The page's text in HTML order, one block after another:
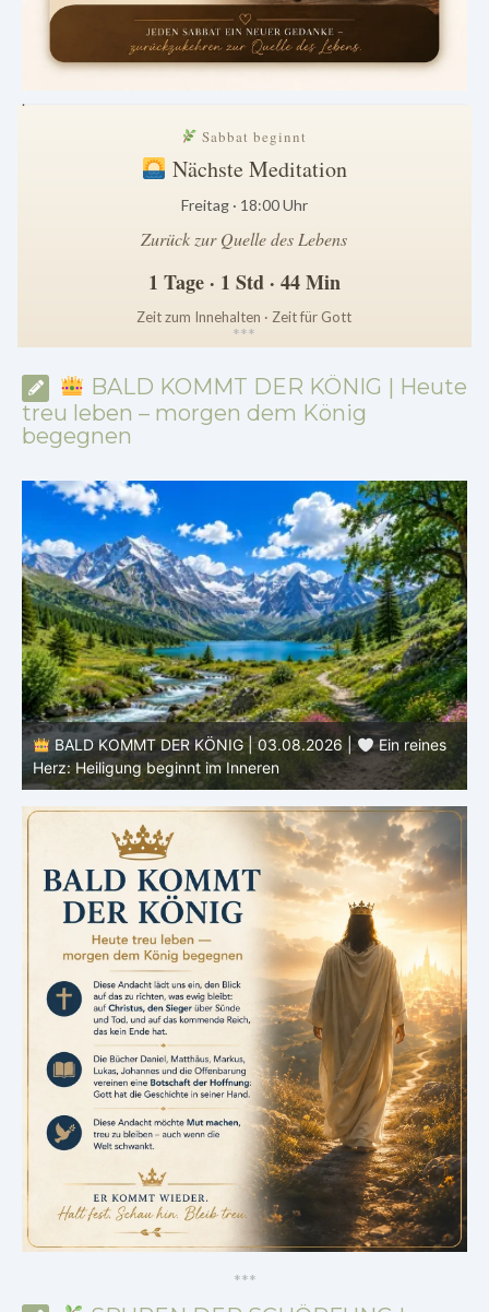
.
Sabbat beginnt
Nächste Meditation
Freitag · 18:00 Uhr
Zurück zur Quelle des Lebens
1 Tage · 1 Std · 44 Min
Zeit zum Innehalten · Zeit für Gott
***
BALD KOMMT DER KÖNIG | Heute
treu leben – morgen dem König
begegnen
BALD KOMMT DER KÖNIG | 03.08.2026 |
Ein reines
Herz: Heiligung beginnt im Inneren
***